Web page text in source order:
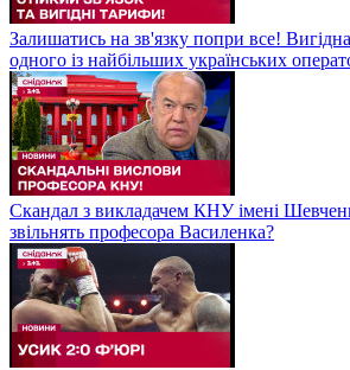
Залишатись на зв'язку попри все!
одного із найбільших українських
Скандал з викладачем КНУ імені
звільнять професора Василенка?